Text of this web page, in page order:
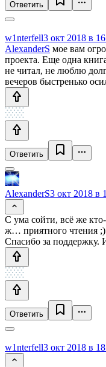
Ответить
w1nterfell3 окт 2018 в
AlexanderS мое вам
проекта. Еще одна
не читал, не люблю
вечеров быстренько
Ответить
AlexanderS3 окт 2018 в
С ума сойти, всё же
ж… приятного чтения ;)
Спасибо за поддержку.
Ответить
w1nterfell3 окт 2018 в